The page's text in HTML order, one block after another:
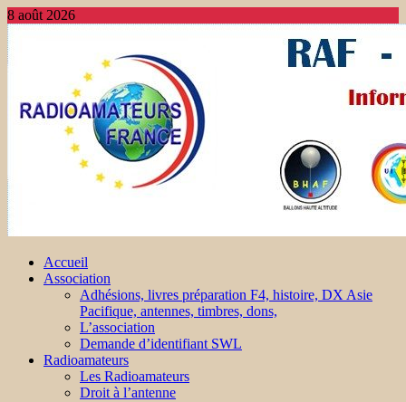
8 août 2026
Accueil
Association
Adhésions, livres préparation F4, histoire, DX Asie
Pacifique, antennes, timbres, dons,
L’association
Demande d’identifiant SWL
Radioamateurs
Les Radioamateurs
Droit à l’antenne